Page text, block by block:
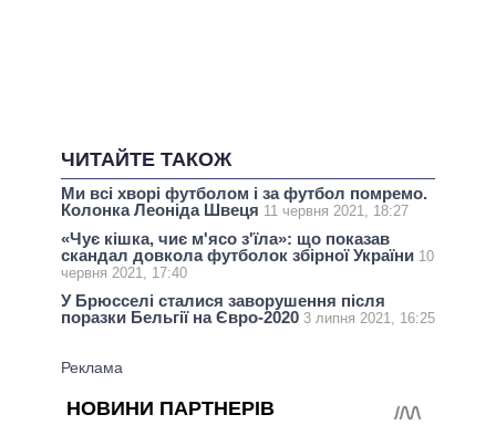
ЧИТАЙТЕ ТАКОЖ
Ми всі хворі футболом і за футбол помремо.
Колонка Леоніда Швеця 11 червня 2021, 18:27
«Чує кішка, чиє м'ясо з'їла»: що показав
скандал довкола футболок збірної України 10
червня 2021, 17:40
У Брюсселі сталися заворушення після
поразки Бельгії на Євро-2020 3 липня 2021, 16:25